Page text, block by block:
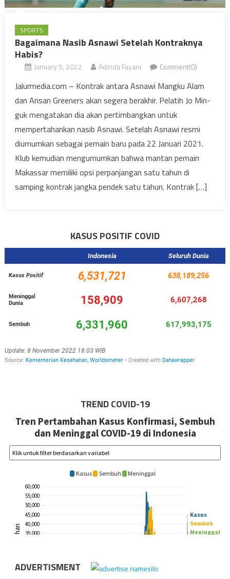
SPORTS
Bagaimana Nasib Asnawi Setelah Kontraknya
Habis?
January 5, 2022 Adinda Fayani Comment(0)
Jalurmedia.com – Kontrak antara Asnawi Mangku Alam
dan Ansan Greeners akan segera berakhir. Pelatih Jo Min-
guk mengatakan dia akan pertimbangkan untuk
mempertahankan nasib Asnawi. Setelah Asnawi resmi
diumumkan sebagai pemain baru pada 22 Januari 2021.
Klub kemudian mengumumkan bahwa mantan pemain
Makassar memiliki opsi perpanjangan satu tahun di
samping kontrak jangka pendek satu tahun. Kontrak […]
KASUS POSITIF COVID
TREND COVID-19
ADVERTISMENT